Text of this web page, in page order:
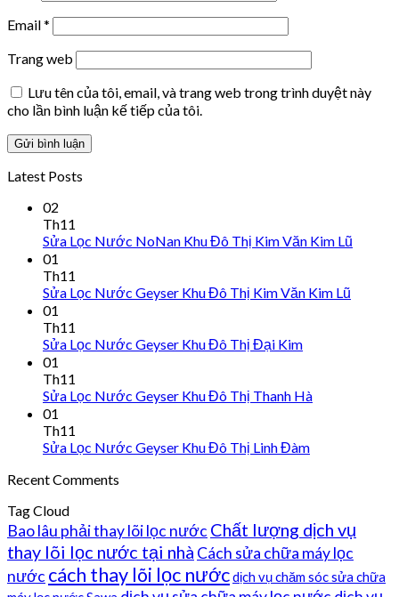
Email*
Trang web
Lưu tên của tôi, email, và trang web trong trình duyệt này
cho lần bình luận kế tiếp của tôi.
Latest Posts
02
Th11
Sửa Lọc Nước NoNan Khu Đô Thị Kim Văn Kim Lũ
01
Th11
Sửa Lọc Nước Geyser Khu Đô Thị Kim Văn Kim Lũ
01
Th11
Sửa Lọc Nước Geyser Khu Đô Thị Đại Kim
01
Th11
Sửa Lọc Nước Geyser Khu Đô Thị Thanh Hà
01
Th11
Sửa Lọc Nước Geyser Khu Đô Thị Linh Đàm
Recent Comments
Tag Cloud
Bao lâu phải thay lõi lọc nước Chất lượng dịch vụ
thay lõi lọc nước tại nhà Cách sửa chữa máy lọc
nước cách thay lõi lọc nướcdịch vụ chăm sóc sửa chữa